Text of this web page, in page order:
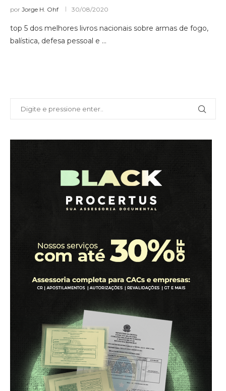
por Jorge H. Ohf 30/08/2020
top 5 dos melhores livros nacionais sobre armas de fogo,
balística, defesa pessoal e …